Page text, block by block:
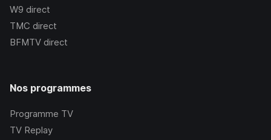
W9 direct
TMC direct
BFMTV direct
Nos programmes
Programme TV
TV Replay